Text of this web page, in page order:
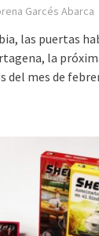
Garcés Abarca
las puertas
la
del mes de